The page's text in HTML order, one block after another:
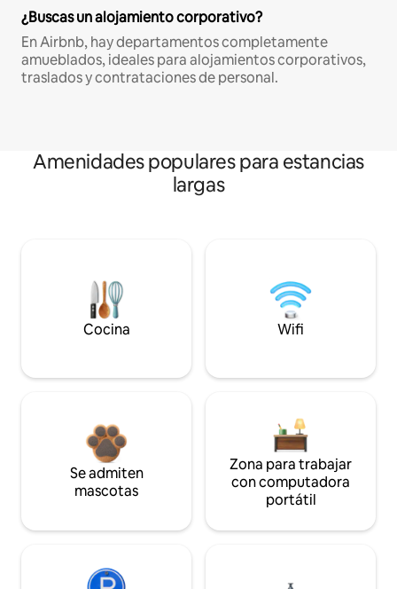
¿Buscas un alojamiento corporativo?
En Airbnb, hay departamentos completamente
amueblados, ideales para alojamientos corporativos,
traslados y contrataciones de personal.
Amenidades populares para estancias
largas
Cocina Wifi
Se admiten
mascotas
Zona para trabajar
con computadora
portátil